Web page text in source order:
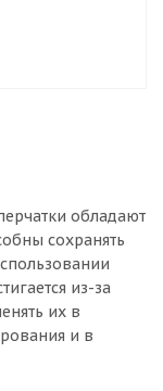
обладают
сохранять
из-за
их в
и в